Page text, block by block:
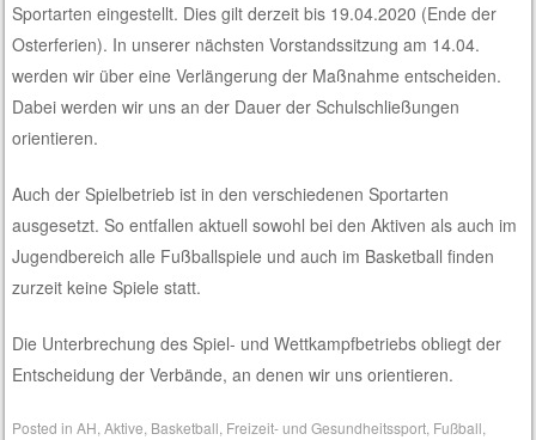
Sportarten eingestellt. Dies gilt derzeit bis 19.04.2020 (Ende der
Osterferien). In unserer nächsten Vorstandssitzung am 14.04.
werden wir über eine Verlängerung der Maßnahme entscheiden.
Dabei werden wir uns an der Dauer der Schulschließungen
orientieren.
Auch der Spielbetrieb ist in den verschiedenen Sportarten
ausgesetzt. So entfallen aktuell sowohl bei den Aktiven als auch im
Jugendbereich alle Fußballspiele und auch im Basketball finden
zurzeit keine Spiele statt.
Die Unterbrechung des Spiel- und Wettkampfbetriebs obliegt der
Entscheidung der Verbände, an denen wir uns orientieren.
Posted inAH ,Aktive Basketball Freizeit- und Gesundheitssport Fußball